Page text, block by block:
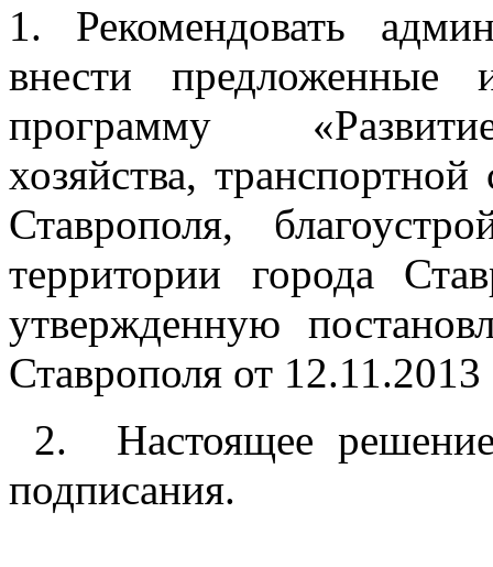
1.
Рекомендовать
внести предложенные
программу
хозяйства,
Ставрополя,
территории города
утвержденную
Ставрополя от
2.
Настоящее
подписания.